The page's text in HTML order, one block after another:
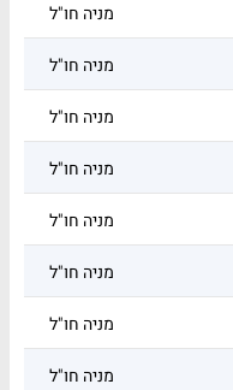
מניה חו"ל
מניה חו"ל
מניה חו"ל
מניה חו"ל
מניה חו"ל
מניה חו"ל
מניה חו"ל
מניה חו"ל